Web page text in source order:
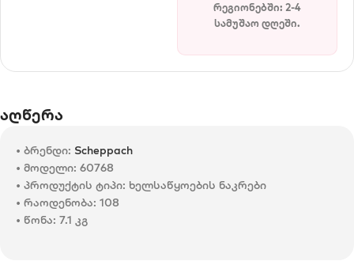
რეგიონებში: 2-4
სამუშაო დღეში.
აღწერა
• ბრენდი: Scheppach
• მოდელი: 60768
• პროდუქტის ტიპი: ხელსაწყოების ნაკრები
• რაოდენობა: 108
• წონა: 7.1 კგ